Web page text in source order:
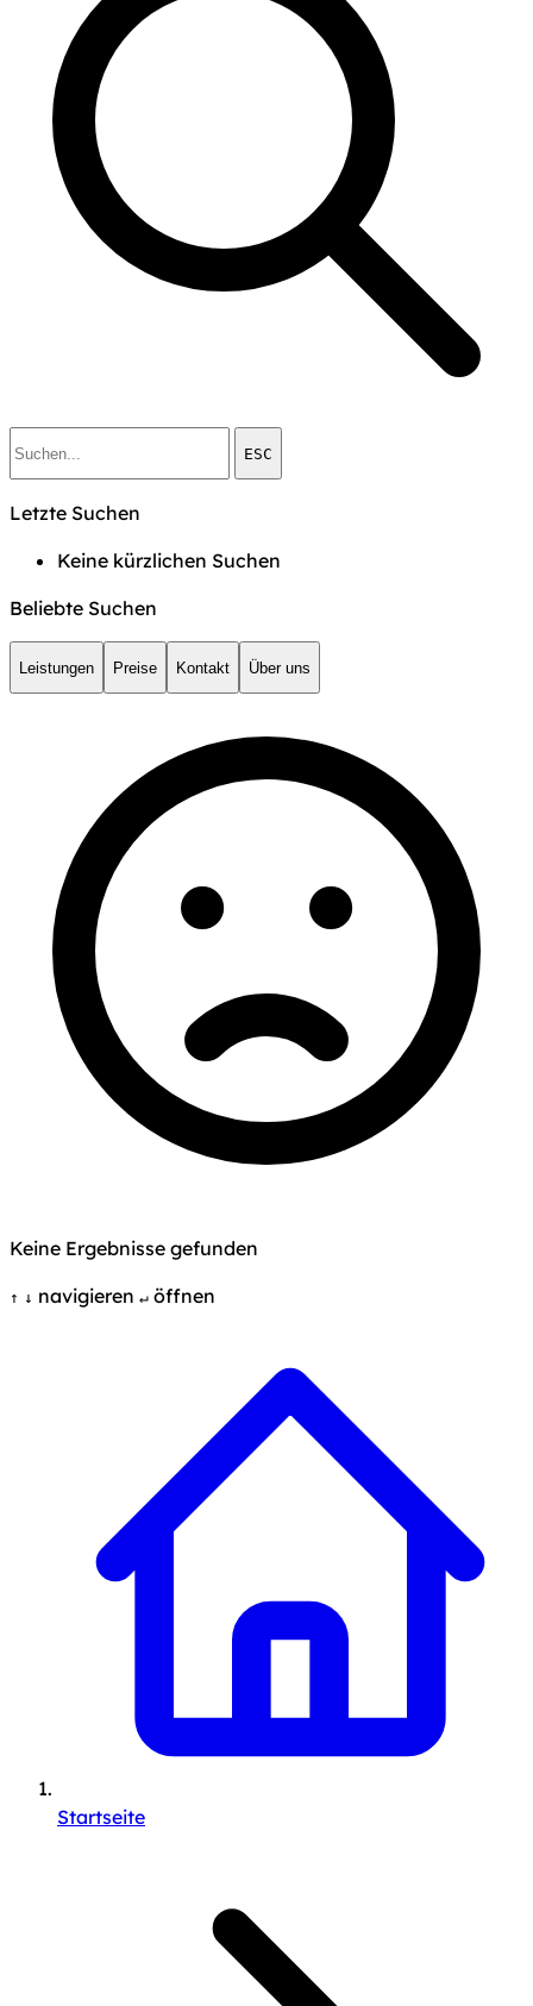
ESC
Letzte Suchen
Keine kürzlichen Suchen
Beliebte Suchen
Leistungen Preise Kontakt Über uns
Keine Ergebnisse gefunden
↑ ↓ navigieren ↵ öffnen
Startseite